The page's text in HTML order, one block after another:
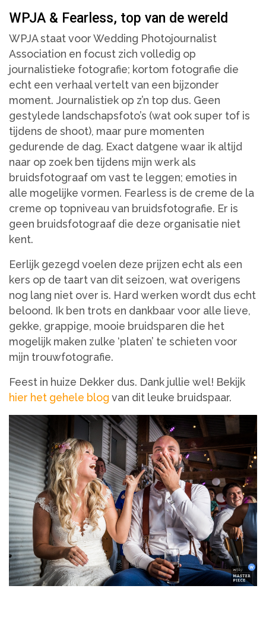
WPJA & Fearless, top van de wereld
WPJA staat voor Wedding Photojournalist
Association en focust zich volledig op
journalistieke fotografie; kortom fotografie die
echt een verhaal vertelt van een bijzonder
moment. Journalistiek op z’n top dus. Geen
gestylede landschapsfoto’s (wat ook super tof is
tijdens de shoot), maar pure momenten
gedurende de dag. Exact datgene waar ik altijd
naar op zoek ben tijdens mijn werk als
bruidsfotograaf om vast te leggen; emoties in
alle mogelijke vormen. Fearless is de creme de la
creme op topniveau van bruidsfotografie. Er is
geen bruidsfotograaf die deze organisatie niet
kent.
Eerlijk gezegd voelen deze prijzen echt als een
kers op de taart van dit seizoen, wat overigens
nog lang niet over is. Hard werken wordt dus echt
beloond. Ik ben trots en dankbaar voor alle lieve,
gekke, grappige, mooie bruidsparen die het
mogelijk maken zulke ‘platen’ te schieten voor
mijn trouwfotografie.
Feest in huize Dekker dus. Dank jullie wel! Bekijk
hier het gehele blog van dit leuke bruidspaar.